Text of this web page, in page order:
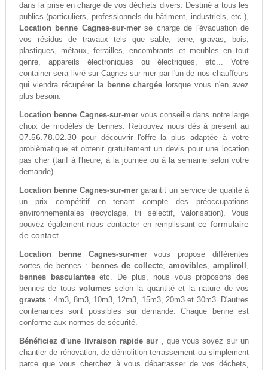
dans la prise en charge de vos déchets divers. Destiné a tous les
publics (particuliers, professionnels du bâtiment, industriels, etc.),
Location benne Cagnes-sur-merse charge de l'évacuation de
vos résidus de travaux tels que sable, terre, gravas, bois,
plastiques, métaux, ferrailles, encombrants et meubles en tout
genre, appareils électroniques ou électriques, etc... Votre
container sera livré sur Cagnes-sur-mer par l'un de nos chauffeurs
qui viendra récupérer la benne chargée lorsque vous n'en avez
plus besoin.
Location benne Cagnes-sur-mervous conseille dans notre large
choix de modèles de bennes. Retrouvez nous dès à présent au
07.56.78.02.30pour découvrir l'offre la plus adaptée à votre
problèmatique et obtenir gratuitement un devis pour une location
pas cher (tarif à l'heure, à la journée ou à la semaine selon votre
demande).
Location benne Cagnes-sur-mergarantit un service de qualité à
un prix compétitif en tenant compte des préoccupations
environnementales (recyclage, tri sélectif, valorisation). Vous
pouvez également nous contacter en remplissantce formulaire
de contact.
Location benne Cagnes-sur-mervous propose différentes
sortes de bennes : bennes de collecte, amovibles,ampliroll ,
bennes basculantesetc. De plus, nous vous proposons des
bennes de tousvolumes selon la quantité et la nature de vos
gravats: 4m3, 8m3, 10m3, 12m3, 15m3, 20m3 et 30m3. D'autres
contenances sont possibles sur demande. Chaque benne est
conforme aux normes de sécurité.
Bénéficiez d'une livraison rapide sur , que vous soyez sur un
chantier de rénovation, de démolition terrassement ou simplement
parce que vous cherchez à vous débarrasser de vos déchets,